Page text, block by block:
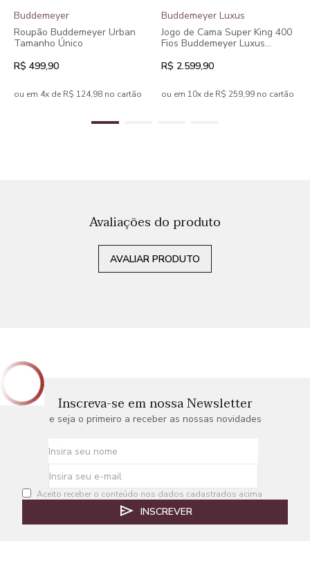
Buddemeyer
Roupão Buddemeyer Urban
Tamanho Único
R$ 499,90
ou em 4x de R$ 124,98 no cartão
Buddemeyer Luxus
Jogo de Cama Super King 400
Fios Buddemeyer Luxus
Penteado Rosa c/ renda Rosa
R$ 2.599,90
ou em 10x de R$ 259,99 no cartão
Avaliações do produto
AVALIAR PRODUTO
Inscreva-se em nossa Newsletter
e seja o primeiro a receber as nossas novidades
Aceito receber o conteúdo nos dados cadastrados acima
INSCREVER